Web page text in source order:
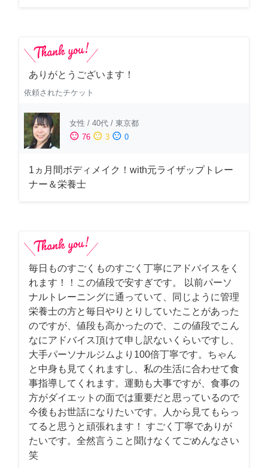
ありがとうございます！
依頼されたチケット
女性 / 40代 / 東京都
sentiment_satisfied 76 sentiment_neutral 3 sentiment_dissatisfied 0
1ヵ月間ボディメイク！with元ライザップトレー
ナー＆栄養士
毎日ものすごくものすごく丁寧にアドバイスをく
れます！！この値段で安すぎです。 以前パーソ
ナルトレーニングに通っていて、同じように管理
栄養士の方と毎日やりとりしていたことがあった
のですが、値段も高かったので、この値段でこん
なにアドバイス頂けて申し訳ないくらいですし、
大手パーソナルジムより100倍丁寧です。ちゃん
と中身も見てくれますし、私の生活に合わせて食
事指導してくれます。運動も大事ですが、食事の
方がダイエットの面では重要だと思っているので
今後もお世話になりたいです。人から見てもらっ
てると思うと頑張れます！ すごく丁寧でありが
たいです。全然言うこと聞けなくてごめんなさい
笑